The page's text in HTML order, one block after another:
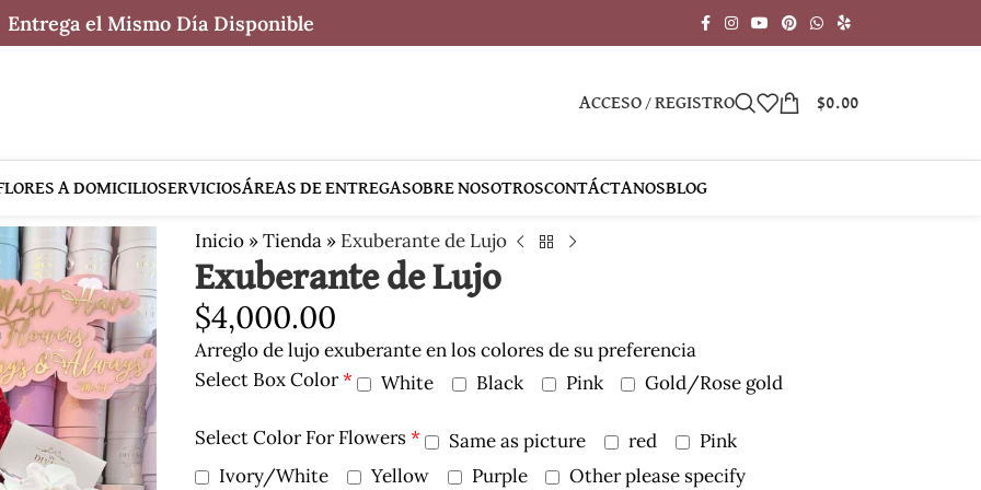
Entrega el Mismo Día Disponible
ACCESO / REGISTRO $0.00
A DOMICILIOSERVICIOSÁREAS DE ENTREGASOBRE NOSOTROSCONTÁCTANOSBLOG
Inicio »Tienda » Exuberante de Lujo
Exuberante de Lujo
$4,000.00
Arreglo de lujo exuberante en los colores de su preferencia
Select Box Color* White Black Pink Gold/Rose gold
Select Color For Flowers* Same as picture red
Pink
Ivory/White
Yellow Purple
Other please specify